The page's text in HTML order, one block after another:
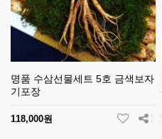
명품 수삼선물세트 5호 금색보자
기포장
118,000원